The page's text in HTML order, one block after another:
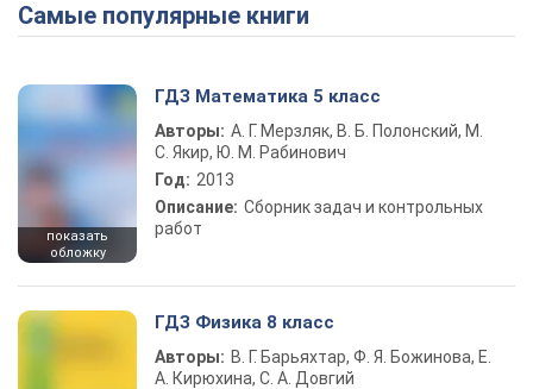
Play Video
Самые популярные книги
показать
обложку
ГДЗ Математика 5 класс
Авторы: А. Г. Мерзляк, В. Б. Полонский, М.
С. Якир, Ю. М. Рабинович
Год: 2013
Описание: Сборник задач и контрольных
работ
ГДЗ Физика 8 класс
Авторы: В. Г. Барьяхтар, Ф. Я. Божинова, Е.
А. Кирюхина, С. А. Довгий